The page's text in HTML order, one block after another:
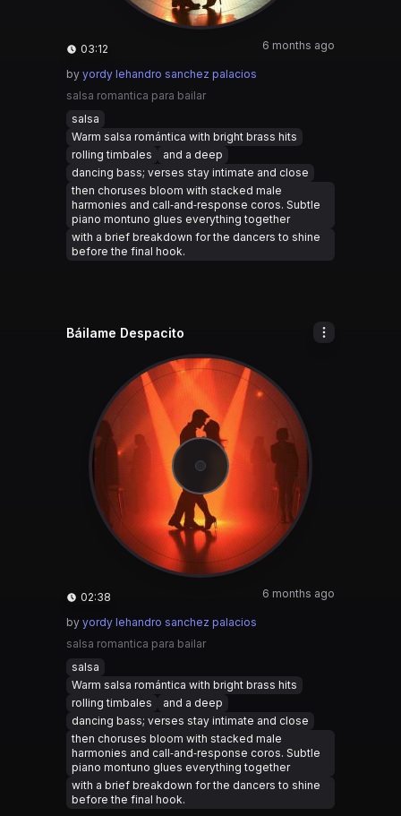
03:12 6 months ago
by yordy lehandro sanchez palacios
salsa romantica para bailar
salsa
Warm salsa romántica with bright brass hits
rolling timbales
and a deep
dancing bass; verses stay intimate and close
then choruses bloom with stacked male
harmonies and call‑and‑response coros. Subtle
piano montuno glues everything together
with a brief breakdown for the dancers to shine
before the final hook.
Báilame Despacito
02:38 6 months ago
by yordy lehandro sanchez palacios
salsa romantica para bailar
salsa
Warm salsa romántica with bright brass hits
rolling timbales
and a deep
dancing bass; verses stay intimate and close
then choruses bloom with stacked male
harmonies and call‑and‑response coros. Subtle
piano montuno glues everything together
with a brief breakdown for the dancers to shine
before the final hook.